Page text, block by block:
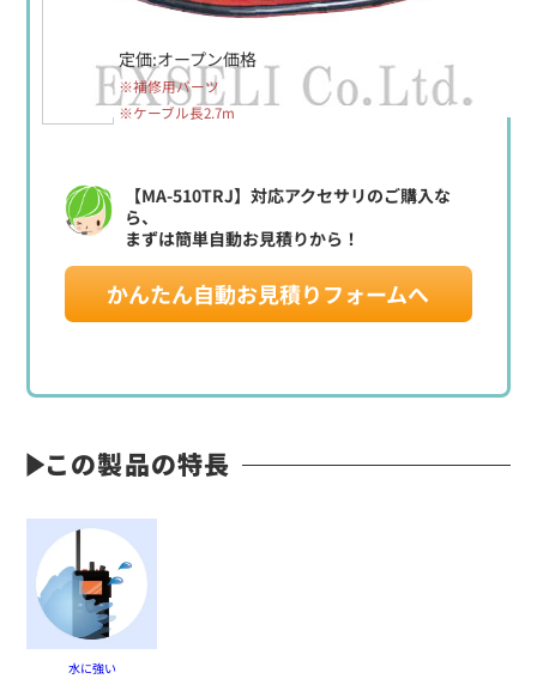
定価:オープン価格
※補修用パーツ
※ケーブル長2.7m
【MA-510TRJ】対応アクセサリのご購入な
ら、
まずは簡単自動お見積りから！
かんたん自動お見積りフォームへ
この製品の特長
水に強い